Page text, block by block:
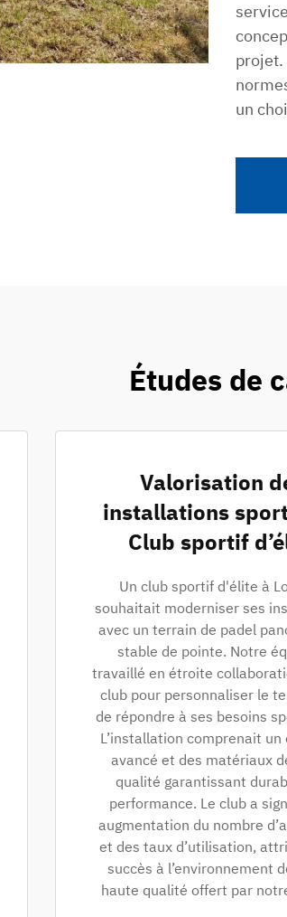
projet.
un
Études de
Valorisation
installations
Club sportif
Un club sportif d'élite à
souhaitait moderniser ses
avec un terrain de padel
stable de pointe. Notre
travaillé en étroite
club pour personnaliser le
de répondre à ses besoins
L’installation comprenait un
avancé et des matériaux
qualité garantissant
performance. Le club a
augmentation du nombre
et des taux d’utilisation,
succès à l’environnement
haute qualité offert par